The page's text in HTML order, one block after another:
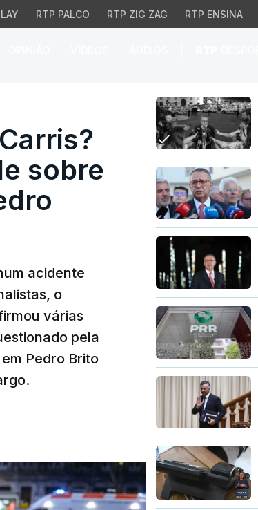
RTP PALCO RTP ZIG ZAG RTP ENSINA
Carlos
sobre
acidente
o
várias
pela
Pedro Brito